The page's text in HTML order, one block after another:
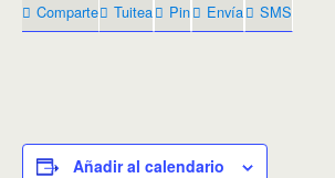
Comparte Tuitea Pin Envía SMS
Añadir al calendario